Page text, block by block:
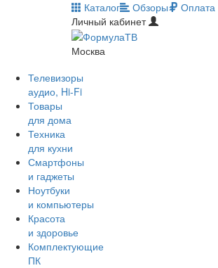
Каталог Обзоры Оплата
Личный кабинет
Москва
Телевизоры
аудио, Hi-Fi
Товары
для дома
Техника
для кухни
Смартфоны
и гаджеты
Ноутбуки
и компьютеры
Красота
и здоровье
Комплектующие
ПК